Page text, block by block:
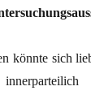
könnte sich